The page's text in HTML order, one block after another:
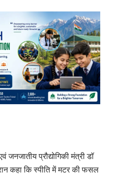
प्रौद्योगिकी मंत्री डॉ
कहा कि स्पीति में मटर की फसल